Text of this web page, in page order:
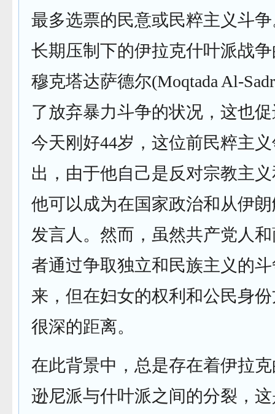
最多选票的民意或民粹主义斗
长期压制下的伊拉克什叶派战
穆克塔达萨德尔(Moqtada Al-
了放弃暴力斗争的状况，这也
今天刚好44岁，这位前民粹主
出，由于他自己是反对宗教主
他可以成为在国家政治和从伊
发言人。然而，虽然共产党人
者通过争取独立和民族主义的
来，但在妇女的权利和公民身
很深的距离。
在此背景中，总是存在着伊拉
逊尼派与什叶派之间的分裂，